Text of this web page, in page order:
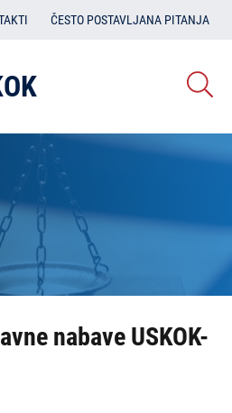
ČESTO POSTAVLJANA PITANJA
nabave USKOK-